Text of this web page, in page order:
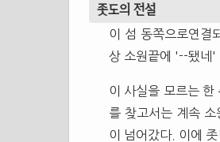
좃도의 전설
이 섬 동쪽으로연결
상 소원끝에 '--됐네'
이 사실을 모르는
를 찾고서는 계속
이 넘어갔다. 이에